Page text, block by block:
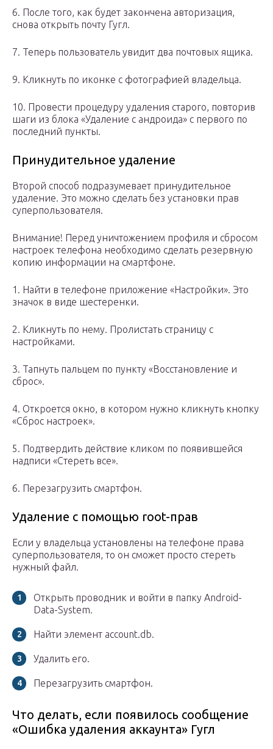
6. После того, как будет закончена авторизация,
снова открыть почту Гугл.
7. Теперь пользователь увидит два почтовых ящика.
9. Кликнуть по иконке с фотографией владельца.
10. Провести процедуру удаления старого, повторив
шаги из блока «Удаление с андроида» с первого по
последний пункты.
Принудительное удаление
Второй способ подразумевает принудительное
удаление. Это можно сделать без установки прав
суперпользователя.
Внимание! Перед уничтожением профиля и сбросом
настроек телефона необходимо сделать резервную
копию информации на смартфоне.
1. Найти в телефоне приложение «Настройки». Это
значок в виде шестеренки.
2. Кликнуть по нему. Пролистать страницу с
настройками.
3. Тапнуть пальцем по пункту «Восстановление и
сброс».
4. Откроется окно, в котором нужно кликнуть кнопку
«Сброс настроек».
5. Подтвердить действие кликом по появившейся
надписи «Стереть все».
6. Перезагрузить смартфон.
Удаление с помощью root-прав
Если у владельца установлены на телефоне права
суперпользователя, то он сможет просто стереть
нужный файл.
Открыть проводник и войти в папку Android-
Data-System.
Найти элемент account.db.
Удалить его.
Перезагрузить смартфон.
Что делать, если появилось сообщение
«Ошибка удаления аккаунта» Гугл